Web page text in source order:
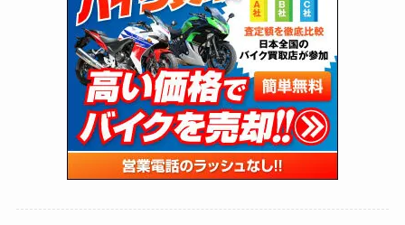
(5)
(12)
(63)
(109)
(24)
(47)
(15)
(5)
(4)
(6)
(17)
(5)
(38)
(131)
(85)
(21)
(61)
(171)
(98)
(13)
(60)
(274)
(171)
(38)
(47)
(59)
(255)
(204)
(33)
(34)
(35)
(41)
(16) (13)
(19)
(12)
(16)